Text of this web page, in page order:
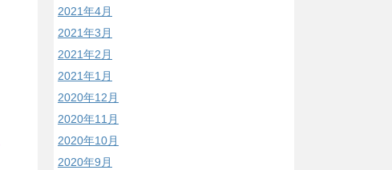
2021年4月
2021年3月
2021年2月
2021年1月
2020年12月
2020年11月
2020年10月
2020年9月